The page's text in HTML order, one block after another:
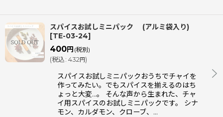
スパイスお試しミニパック (アルミ袋入り)
[TE-03-24]
400円 (税別)
(税込: 432円)
スパイスお試しミニパックおうちでチャイを
作ってみたい。でもスパイスを揃えるのはち
ょっと大変…。 そんな声から生まれた、チャ
イ用スパイスのお試しミニパックです。 シナ
モン、カルダモン、クローブ、…